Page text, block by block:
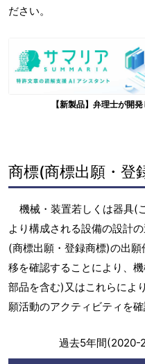
ださい。
【新製品】弁理士が開
商標(商標出願・登
機械・装置若しくは器具(
より構成される設備の設計
(商標出願・登録商標)の出
移を確認することにより、
部品を含む)又はこれらによ
願活動のアクティビティを確
過去5年間(2020-